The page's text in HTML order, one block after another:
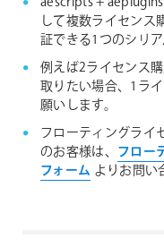
して複数ライセンス
証できる1つのシリア
例えば2ライセンス
取りたい場合、1ラ
願いします。
フローティングライ
のお客様は、 フロー
フォーム よりお問い